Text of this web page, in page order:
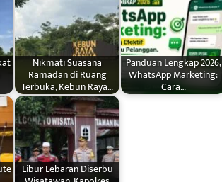
Nikmati Suasana
Ramadan di Ruang
Terbuka, Kebun Raya…
Panduan Lengkap 2026,
WhatsApp Marketing:
Cara…
Libur Lebaran Diserbu